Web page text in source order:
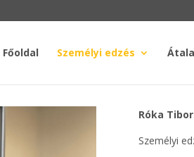
Főoldal Személyi edzés
Róka Tibor
Személyi